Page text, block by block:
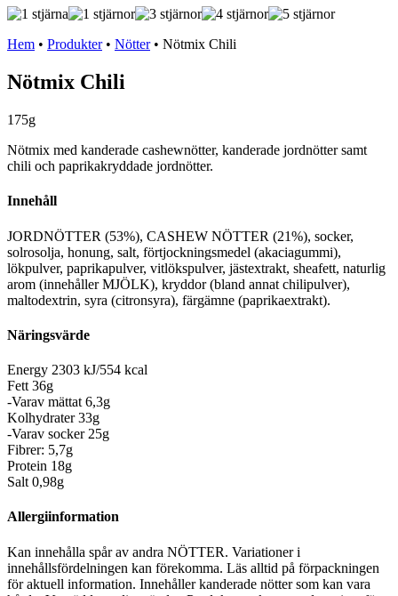
Hem • Produkter• Nötter• Nötmix Chili
Nötmix Chili
175g
Nötmix med kanderade cashewnötter, kanderade jordnötter samt
chili och paprikakryddade jordnötter.
Innehåll
JORDNÖTTER (53%), CASHEW NÖTTER (21%), socker,
solrosolja, honung, salt, förtjockningsmedel (akaciagummi),
lökpulver, paprikapulver, vitlökspulver, jästextrakt, sheafett, naturlig
arom (innehåller MJÖLK), kryddor (bland annat chilipulver),
maltodextrin, syra (citronsyra), färgämne (paprikaextrakt).
Näringsvärde
Energy 2303 kJ/554 kcal
Fett 36g
-Varav mättat 6,3g
Kolhydrater 33g
-Varav socker 25g
Fibrer: 5,7g
Protein 18g
Salt 0,98g
Allergiinformation
Kan innehålla spår av andra NÖTTER. Variationer i
innehållsfördelningen kan förekomma. Läs alltid på förpackningen
för aktuell information. Innehåller kanderade nötter som kan vara